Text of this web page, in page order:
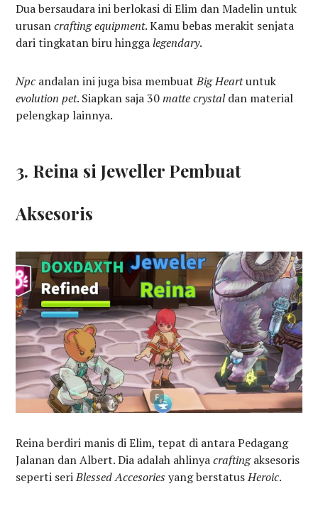
Dua bersaudara ini berlokasi di Elim dan Madelin untuk
urusancrafting equipment. Kamu bebas merakit senjata
dari tingkatan biru hinggalegendary.
Npc andalan ini juga bisa membuatBig Heartuntuk
evolution pet. Siapkan saja 30matte crystaldan material
pelengkap lainnya.
3. Reina si Jeweller Pembuat
Aksesoris
Reina berdiri manis di Elim, tepat di antara Pedagang
Jalanan dan Albert. Dia adalah ahlinyacraftingaksesoris
seperti seriBlessed Accesories yang berstatusHeroic.